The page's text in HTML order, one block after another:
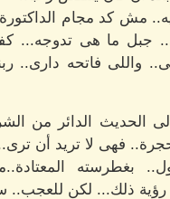
مش كد مجام
جبل ما هى تدوجه...
واللى فاتحه دارى..
الحديث الدائر من
فهى لا تريد أن
بغطرسته
رؤية ذلك... لكن للعجب..